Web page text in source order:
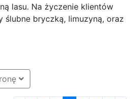
lasu. Na życzenie klientów
ślubne bryczką, limuzyną, oraz